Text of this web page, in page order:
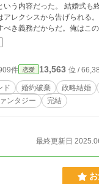
だった。 結婚式も終わり、その日の初夜、エ
クシスから告げられる。 「お前を抱くのはそれが
べき義務だからだ。俺はこ
と。 だがその宣言とは違い、アレクシスの
件 恋愛 13,563 位 /
ド 婚約破棄 政略結婚
ンタジー 完結
最終更新日